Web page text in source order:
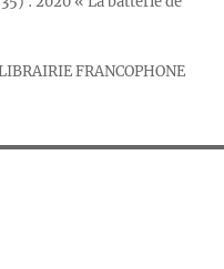
FRANCOPHONE